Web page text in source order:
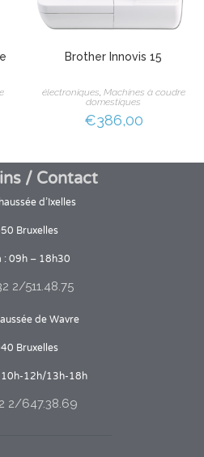
Brother Innovis 15
électroniques, Machines à coudre
domestiques
€386,00
/ Contact
d’Ixelles
Bruxelles
: 09h – 18h30
2/511.48.75
de Wavre
Bruxelles
10h-12h/13h-18h
2/647.38.69